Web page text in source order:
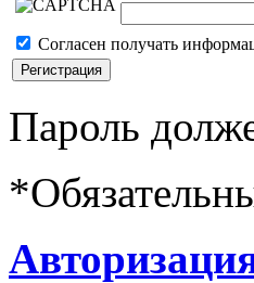
Согласен получать
Пароль
*